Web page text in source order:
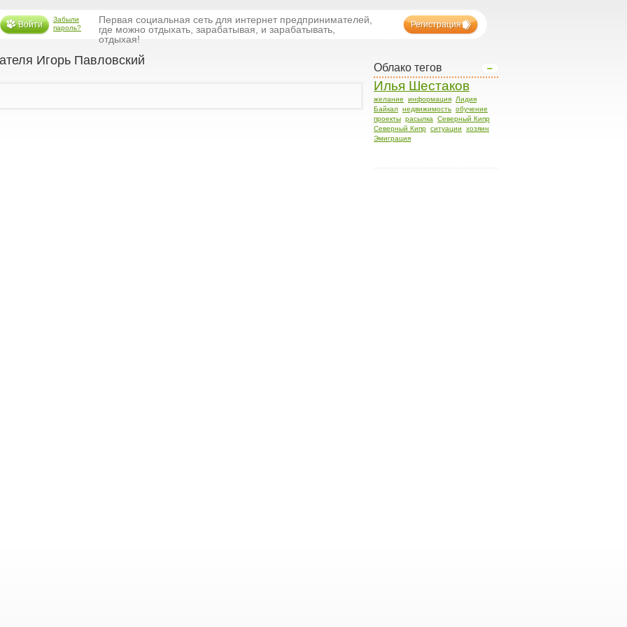
Войти
Забыли
пароль?
Первая социальная сеть для интернет предпринимателей,
где можно отдыхать, зарабатывая, и зарабатывать,
отдыхая!
Регистрация
Облако тегов
Илья Шестаков
желание информация
Лидия
Байкал недвижимость обучение
проекты расылка
Северный Кипр
Северный Кипр ситуации
хозяин
Эмиграция
Игорь Павловский